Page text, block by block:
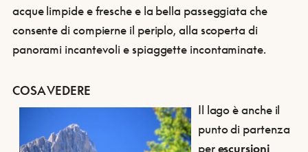
acque limpide e fresche e la bella passeggiata che
consente di compierne il periplo, alla scoperta di
panorami incantevoli e spiaggette incontaminate.
COSA VEDERE
Il lago è anche il
punto di partenza
perescursioni